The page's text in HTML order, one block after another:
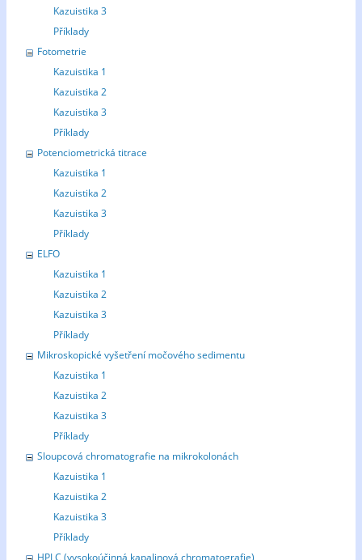
Kazuistika 3
Příklady
Fotometrie
Kazuistika 1
Kazuistika 2
Kazuistika 3
Příklady
Potenciometrická titrace
Kazuistika 1
Kazuistika 2
Kazuistika 3
Příklady
ELFO
Kazuistika 1
Kazuistika 2
Kazuistika 3
Příklady
Mikroskopické vyšetření močového sedimentu
Kazuistika 1
Kazuistika 2
Kazuistika 3
Příklady
Sloupcová chromatografie na mikrokolonách
Kazuistika 1
Kazuistika 2
Kazuistika 3
Příklady
HPLC (vysokoúčinná kapalinová chromatografie)